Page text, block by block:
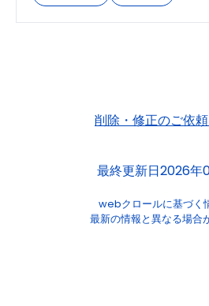
削除・修正のご依
最終更新日2026年
webクロールに基づく
最新の情報と異なる場合